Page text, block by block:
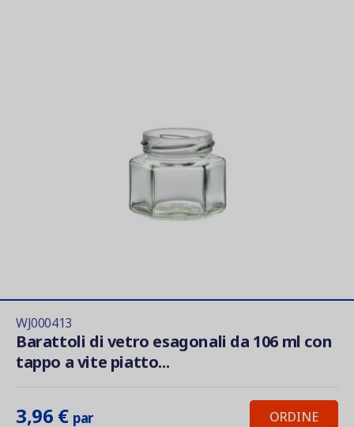
WJ000413
Barattoli di vetro esagonali da 106 ml con
tappo a vite piatto...
3,96 € par ORDINE